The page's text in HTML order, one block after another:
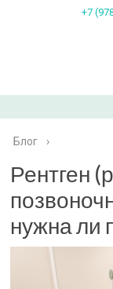
+7
Блог ›
Рентген
нужна ли